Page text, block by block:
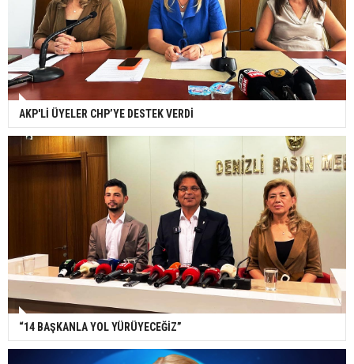
AKP'Lİ ÜYELER CHP’YE DESTEK VERDİ
“14 BAŞKANLA YOL YÜRÜYECEĞİZ”